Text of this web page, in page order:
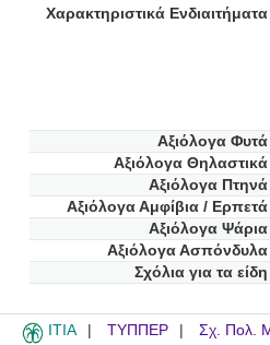
Χαρακτηριστικά Ενδιαιτήματα
Αξιόλογα Φυτά
Αξιόλογα Θηλαστικά
Αξιόλογα Πτηνά
Αξιόλογα Αμφίβια / Ερπετά
Αξιόλογα Ψάρια
Αξιόλογα Ασπόνδυλα
Σχόλια για τα είδη
ITIA ΤΥΠΠΕΡ Σχ. Πολ.